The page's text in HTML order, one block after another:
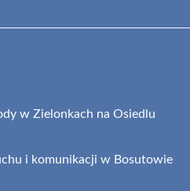
w Zielonkach na Osiedlu
i komunikacji w Bosutowie